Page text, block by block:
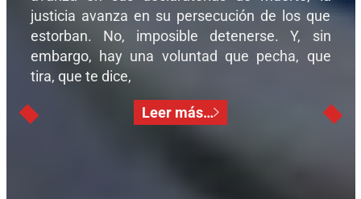
justicia avanza en su persecución de los que
estorban. No, imposible detenerse. Y, sin
embargo, hay una voluntad que pecha, que
tira, que te dice,
Leer más…